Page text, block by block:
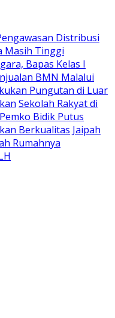
Distribusi
Masih Tinggi
Bapas Kelas I
BMN Malalui
Pungutan di Luar
Sekolah Rakyat di
Bidik Putus
Berkualitas Jaipah
Rumahnya